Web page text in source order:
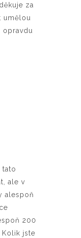
za
umělou
opravdu
tato
ale v
alespoň
200
jste